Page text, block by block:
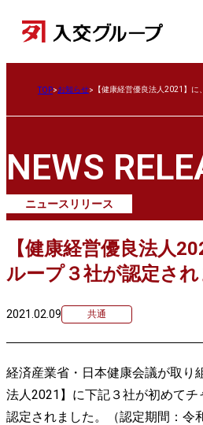
TOP お知らせ 【健康経営優良法人2021】に
NEWS
ニュースリリース
【健康経営優良法人
ループ３社が認定され
2021.02.09 共通
経済産業省・日本健康会議が取り
法人2021】に下記３社が初めて
認定されました。（認定期間：令